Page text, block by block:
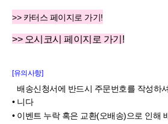
>> 카터스 페이지로 가기!
>> 오시코시 페이지로 가기!
[유의사항]
•
배송신청서에 반드시 주문번호를 작성하
니다
• 이벤트 누락 혹은 교환(오배송)으로 인해